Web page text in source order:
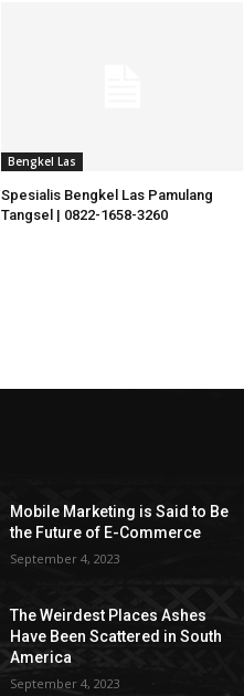
Bengkel Las
Spesialis Bengkel Las Pamulang
Tangsel | 0822-1658-3260
Mobile Marketing is Said to Be
the Future of E-Commerce
September 4, 2023
The Weirdest Places Ashes
Have Been Scattered in South
America
September 4, 2023